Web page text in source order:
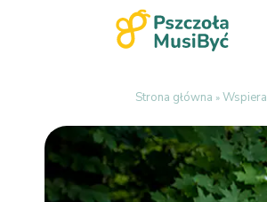
Strona główna » Wspiera